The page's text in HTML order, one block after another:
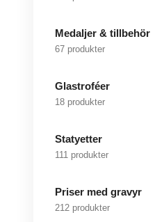
Medaljer & tillbehör
67 produkter
Glastroféer
18 produkter
Statyetter
111 produkter
Priser med gravyr
212 produkter